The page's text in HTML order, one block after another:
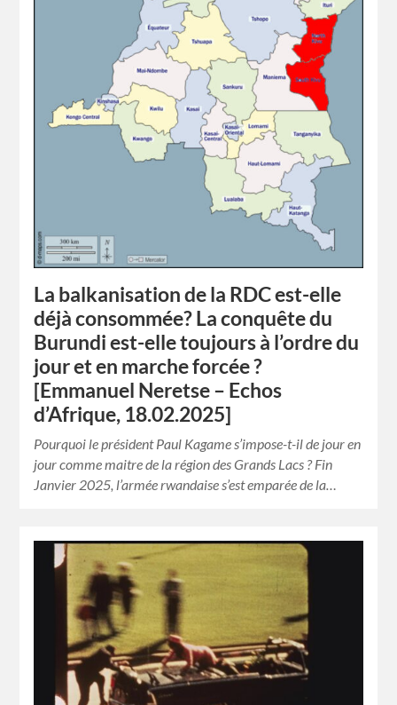
La balkanisation de la RDC est-elle
déjà consommée? La conquête du
Burundi est-elle toujours à l’ordre du
jour et en marche forcée ?
[Emmanuel Neretse – Echos
d’Afrique, 18.02.2025]
Pourquoi le président Paul Kagame s’impose-t-il de jour en
jour comme maitre de la région des Grands Lacs ? Fin
Janvier 2025, l’armée rwandaise s’est emparée de la…